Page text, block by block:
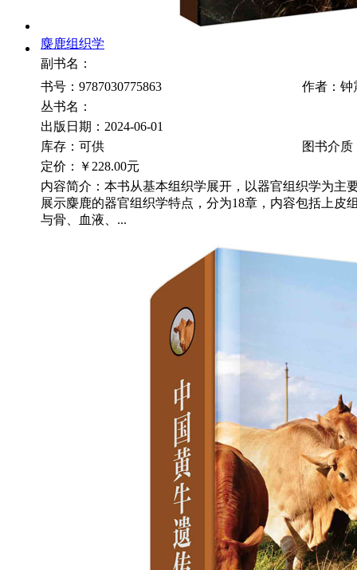
麋鹿组织学
副书名：
书号：9787030775863
作者：钟
丛书名：
出版日期：2024-06-01
库存：可供
图书介质
定价：
￥228.00元
内容简介：本书从基本组织学展开，以器官组织学为主
展示麋鹿的器官组织学特点，分为18章，内容包括上皮
与骨、血液、...